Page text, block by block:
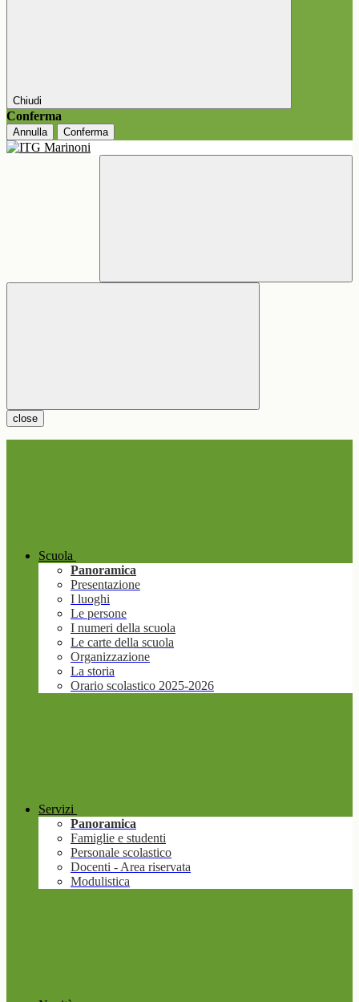
Chiudi
Conferma
Annulla Conferma
close
Scuola
Panoramica
Presentazione
I luoghi
Le persone
I numeri della scuola
Le carte della scuola
Organizzazione
La storia
Orario scolastico 2025-2026
Servizi
Panoramica
Famiglie e studenti
Personale scolastico
Docenti - Area riservata
Modulistica